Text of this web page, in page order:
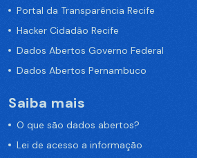
Portal da Transparência Recife
Hacker Cidadão Recife
Dados Abertos Governo Federal
Dados Abertos Pernambuco
Saiba mais
O que são dados abertos?
Lei de acesso a informação